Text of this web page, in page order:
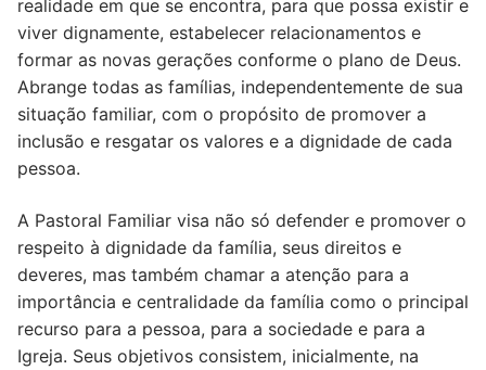
realidade em que se encontra, para que possa existir e
viver dignamente, estabelecer relacionamentos e
formar as novas gerações conforme o plano de Deus.
Abrange todas as famílias, independentemente de sua
situação familiar, com o propósito de promover a
inclusão e resgatar os valores e a dignidade de cada
pessoa.
A Pastoral Familiar visa não só defender e promover o
respeito à dignidade da família, seus direitos e
deveres, mas também chamar a atenção para a
importância e centralidade da família como o principal
recurso para a pessoa, para a sociedade e para a
Igreja. Seus objetivos consistem, inicialmente, na